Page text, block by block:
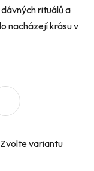
rituálů a
nacházejí krásu v
Zvolte variantu